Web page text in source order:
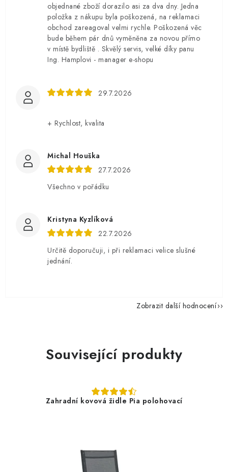
objednané zboží dorazilo asi za dva dny. Jedna
položka z nákupu byla poškozená, na reklamaci
obchod zareagoval velmi rychle. Poškozená věc
bude během pár dnů vyměněna za novou přímo
v místě bydliště . Skvělý servis, velké díky panu
Ing. Hamplovi - manager e-shopu
29.7.2026
+ Rychlost, kvalita
Michal Houška
27.7.2026
Všechno v pořádku
Kristyna Kyzlíková
22.7.2026
Určitě doporučuji, i při reklamaci velice slušné
jednání.
Zobrazit další hodnocení
Související produkty
Zahradní kovová židle Pia polohovací